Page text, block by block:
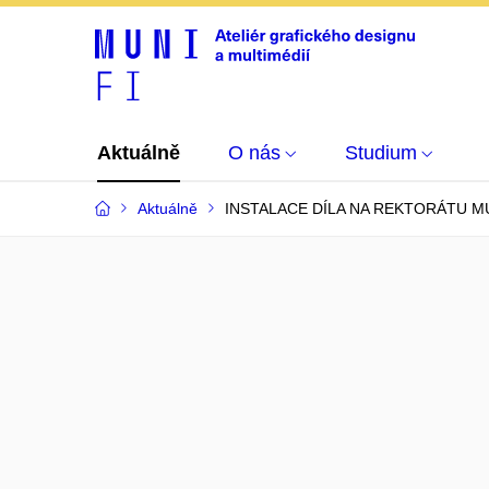
Aktuálně O nás Studium
Aktuálně INSTALACE DÍLA NA REKTORÁTU